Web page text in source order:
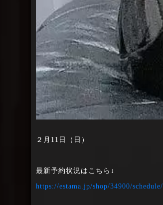
２月11日（日）
最新予約状況はこちら↓
https://estama.jp/shop/34900/schedule/